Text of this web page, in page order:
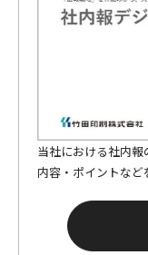
当社における社内
内容・ポイントなど